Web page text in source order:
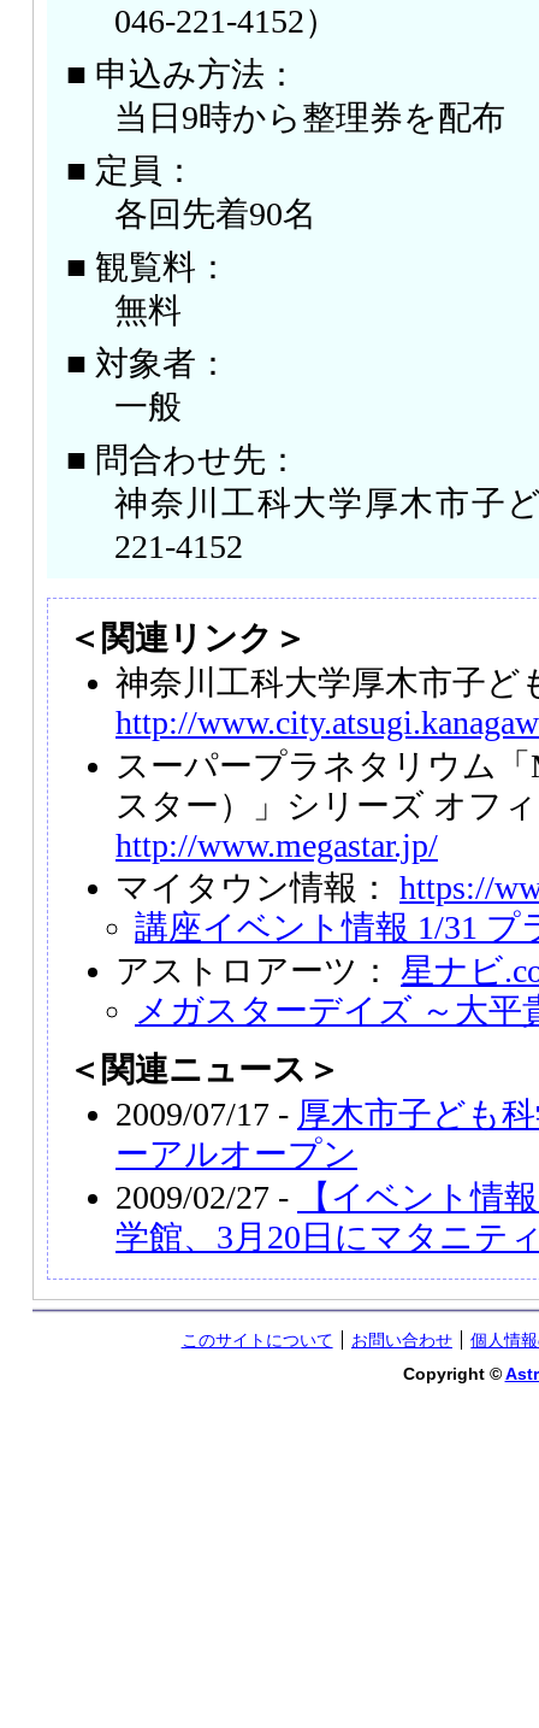
046-221-4152）
■ 申込み方法：
当日9時から整理券を配布
■ 定員：
各回先着90名
■ 観覧料：
無料
■ 対象者：
一般
■ 問合わせ先：
神奈川工科大学厚木市子
221-4152
＜関連リンク＞
神奈川工科大学厚木市子ど
http://
スーパープラネタリウム
スター）」シリーズ オフ
http://www.megastar.jp/
マイタウン情報： https://
講座イベント情報 1/31
アストロアーツ： 星ナビ
メガスターデイズ ～大平
＜関連ニュース＞
2009/07/17 - 厚木市子ども
ーアルオープン
2009/02/27 -
【イベント情
学館、3月20日にマタニテ
このサイトについて お問い合わせ
個人情
Copyright ©